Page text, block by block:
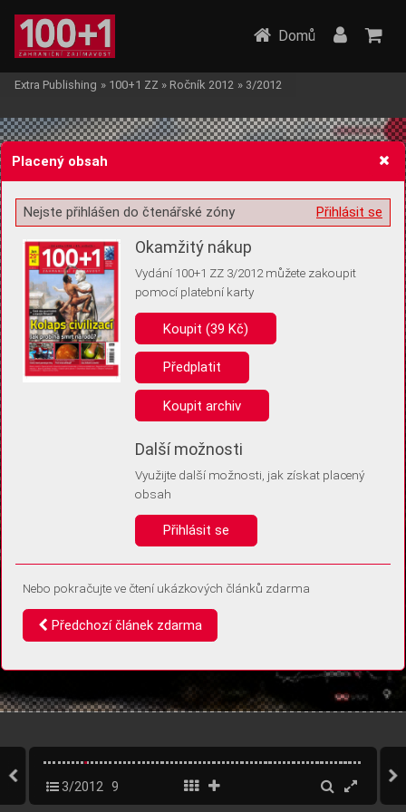
Žádost o souhlas s ukládáním volitelných informací
Pro základní fungování webu nepotřebujeme ukládat žádné informace
(tzv. cookies apod.). Rádi bychom vás ale požádali o souhlas s
uložením volitelných informací:
Anonymní unikátní ID
Díky němu příště poznáme, že se jedná o stejné zařízení, a
Identifikátor je zcela anonymní.
Vaše souhlasy a odmítnutí si ukládáme do vašeho zařízení, abychom se
vás už příště znovu neptali. Můžete je kdykoli později upravit ve Správě
Domů
Extra Publishing » 100+1 ZZ » Ročník 2012 » 3/2012
3/2012 9
Placený obsah
Přihlásit se
Nejste přihlášen do čtenářské zóny
Okamžitý nákup
Vydání 100+1 ZZ 3/2012 můžete zakoupit
pomocí platební karty
Koupit (39 Kč)
Předplatit
Koupit archiv
Další možnosti
Využijte další možnosti, jak získat placený
obsah
Přihlásit se
Nebo pokračujte ve čtení ukázkových článků zdarma
Předchozí článek zdarma